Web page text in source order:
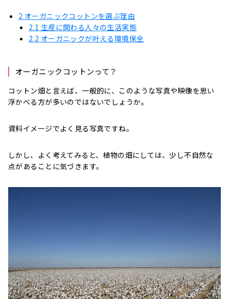
2 オーガニックコットンを選ぶ理由
2.1 生産に関わる人々の生活実態
2.2 オーガニックが叶える環境保全
オーガニックコットンって？
コットン畑と言えば、一般的に、このような写真や映像を思い
浮かべる方が多いのではないでしょうか。
資料イメージでよく見る写真ですね。
しかし、よく考えてみると、植物の畑にしては、少し不自然な
点があることに気づきます。